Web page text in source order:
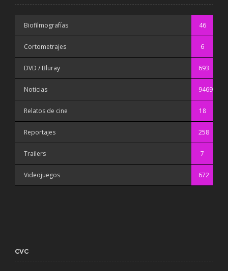
Biofilmografías 46
Cortometrajes 6
DVD / Bluray 693
Noticias 9469
Relatos de cine 18
Reportajes 258
Trailers 7
Videojuegos 672
CVC